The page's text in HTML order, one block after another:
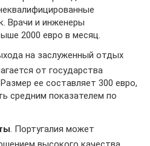
Врачи и инженеры
2000 евро в месяц.
на заслуженный отдых
от государства
ее составляет 300 евро,
средним показателем по
. Португалия может